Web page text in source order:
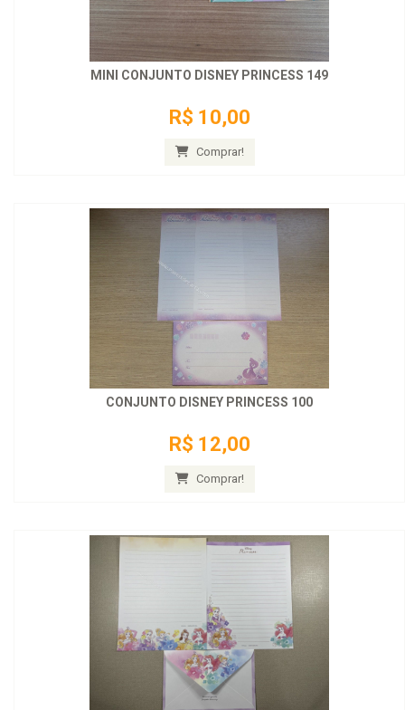
MINI CONJUNTO DISNEY PRINCESS 149
R$ 10,00
Comprar!
CONJUNTO DISNEY PRINCESS 100
R$ 12,00
Comprar!